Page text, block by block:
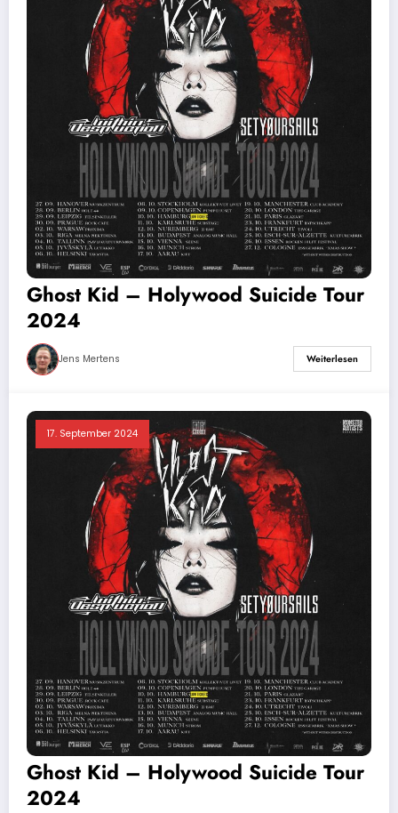
Ghost Kid – Holywood Suicide Tour
2024
Jens Mertens Weiterlesen
17. September 2024
Ghost Kid – Holywood Suicide Tour
2024